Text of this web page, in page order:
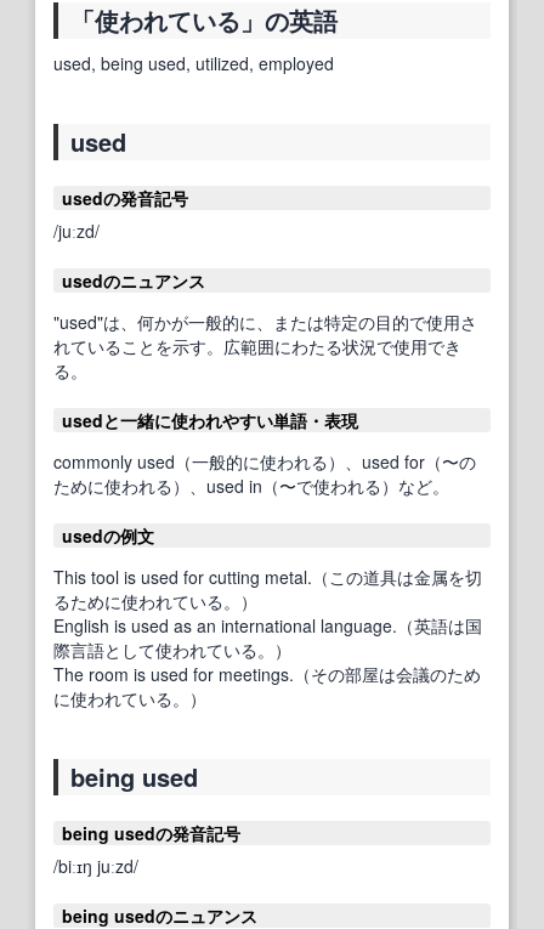
「使われている」の英語
used, being used, utilized, employed
used
usedの発音記号
/juːzd/
usedのニュアンス
"used"は、何かが一般的に、または特定の目的で使用さ
れていることを示す。広範囲にわたる状況で使用でき
る。
usedと一緒に使われやすい単語・表現
commonly used（一般的に使われる）、used for（〜の
ために使われる）、used in（〜で使われる）など。
usedの例文
This tool is used for cutting metal.（この道具は金属を切
るために使われている。）
English is used as an international language.（英語は国
際言語として使われている。）
The room is used for meetings.（その部屋は会議のため
に使われている。）
being used
being usedの発音記号
/biːɪŋ juːzd/
being usedのニュアンス